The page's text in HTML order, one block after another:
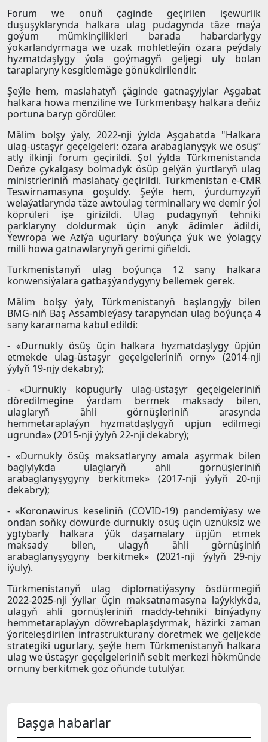
Forum we onuň çäginde geçirilen işewürlik
duşuşyklarynda halkara ulag pudagynda täze maýa
goýum mümkinçilikleri barada habardarlygy
ýokarlandyrmaga we uzak möhletleýin özara peýdaly
hyzmatdaşlygy ýola goýmagyň geljegi uly bolan
taraplaryny kesgitlemäge gönükdirilendir.
Şeýle hem, maslahatyň çäginde gatnaşyjylar Aşgabat
halkara howa menziline we Türkmenbaşy halkara deňiz
portuna baryp gördüler.
Mälim bolşy ýaly, 2022-nji ýylda Aşgabatda "Halkara
ulag-üstaşyr geçelgeleri: özara arabaglanyşyk we ösüş”
atly ilkinji forum geçirildi. Şol ýylda Türkmenistanda
Deňze çykalgasy bolmadyk ösüp gelýän ýurtlaryň ulag
ministrleriniň maslahaty geçirildi. Türkmenistan e-CMR
Teswirnamasyna goşuldy. Şeýle hem, ýurdumyzyň
welaýatlarynda täze awtoulag terminallary we demir ýol
köprüleri işe girizildi. Ulag pudagynyň tehniki
parklaryny doldurmak üçin anyk ädimler ädildi,
Ýewropa we Aziýa ugurlary boýunça ýük we ýolagçy
milli howa gatnawlarynyň gerimi giňeldi.
Türkmenistanyň ulag boýunça 12 sany halkara
konwensiýalara gatbaşýandygyny bellemek gerek.
Mälim bolşy ýaly, Türkmenistanyň başlangyjy bilen
BMG-niň Baş Assambleýasy tarapyndan ulag boýunça 4
sany kararnama kabul edildi:
- «Durnukly ösüş üçin halkara hyzmatdaşlygy üpjün
etmekde ulag-üstaşyr geçelgeleriniň orny» (2014-nji
ýylyň 19-njy dekabry);
- «Durnukly köpugurly ulag-üstaşyr geçelgeleriniň
döredilmegine ýardam bermek maksady bilen,
ulaglaryň ähli görnüşleriniň arasynda
hemmetaraplaýyn hyzmatdaşlygyň üpjün edilmegi
ugrunda» (2015-nji ýylyň 22-nji dekabry);
- «Durnukly ösüş maksatlaryny amala aşyrmak bilen
baglylykda ulaglaryň ähli görnüşleriniň
arabaglanyşygyny berkitmek» (2017-nji ýylyň 20-nji
dekabry);
- «Koronawirus keseliniň (СOVID-19) pandemiýasy we
ondan soňky döwürde durnukly ösüş üçin üznüksiz we
ygtybarly halkara ýük daşamalary üpjün etmek
maksady bilen, ulagyň ähli görnüşiniň
arabaglanyşygyny berkitmek» (2021-nji ýylyň 29-njy
iýuly).
Türkmenistanyň ulag diplomatiýasyny ösdürmegiň
2022-2025-nji ýyllar üçin maksatnamasyna laýyklykda,
ulagyň ähli görnüşleriniň maddy-tehniki binýadyny
hemmetaraplaýyn döwrebaplaşdyrmak, häzirki zaman
ýöriteleşdirilen infrastrukturany döretmek we geljekde
strategiki ugurlary, şeýle hem Türkmenistanyň halkara
ulag we üstaşyr geçelgeleriniň sebit merkezi hökmünde
ornuny berkitmek göz öňünde tutulýar.
Başga habarlar